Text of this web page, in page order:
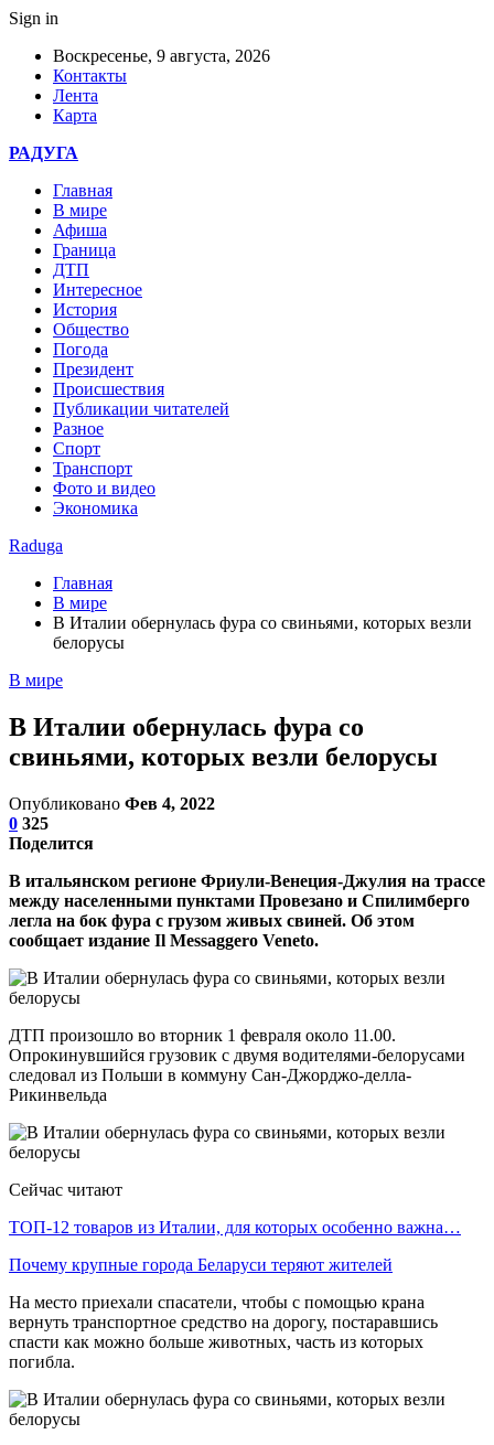
Sign in
Воскресенье, 9 августа, 2026
Контакты
Лента
Карта
РАДУГА
Главная
В мире
Афиша
Граница
ДТП
Интересное
История
Общество
Погода
Президент
Происшествия
Публикации читателей
Разное
Спорт
Транспорт
Фото и видео
Экономика
Raduga
Главная
В мире
В Италии обернулась фура со свиньями, которых везли
белорусы
В мире
В Италии обернулась фура со
свиньями, которых везли белорусы
Опубликовано Фев 4, 2022
0 325
Поделится
В итальянском регионе Фриули-Венеция-Джулия на трассе
между населенными пунктами Провезано и Спилимберго
легла на бок фура с грузом живых свиней. Об этом
сообщает издание Il Messaggero Veneto.
ДТП произошло во вторник 1 февраля около 11.00.
Опрокинувшийся грузовик с двумя водителями-белорусами
следовал из Польши в коммуну Сан-Джорджо-делла-
Рикинвельда
Сейчас читают
ТОП-12 товаров из Италии, для которых особенно важна…
Почему крупные города Беларуси теряют жителей
На место приехали спасатели, чтобы с помощью крана
вернуть транспортное средство на дорогу, постаравшись
спасти как можно больше животных, часть из которых
погибла.